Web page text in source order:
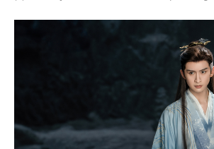
(C) BEIJING IQIYI SCIENCE & TECHNOLOGY CO., LTD. All